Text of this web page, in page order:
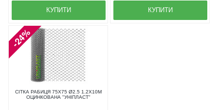
КУПИТИ КУПИТИ
-24%
СІТКА РАБИЦЯ 75Х75 Ø2.5 1.2Х10М
ОЦИНКОВАНА "УНІПЛАСТ"